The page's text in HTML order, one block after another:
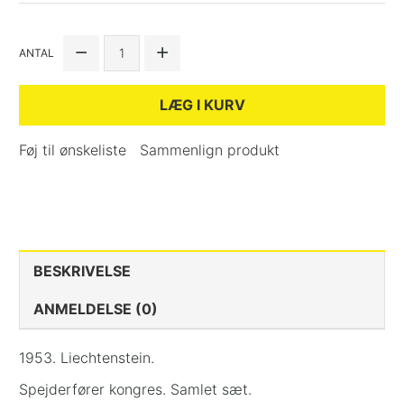
ANTAL
LÆG I KURV
Føj til ønskeliste Sammenlign produkt
BESKRIVELSE
ANMELDELSE (0)
1953. Liechtenstein.
Spejderfører kongres. Samlet sæt.